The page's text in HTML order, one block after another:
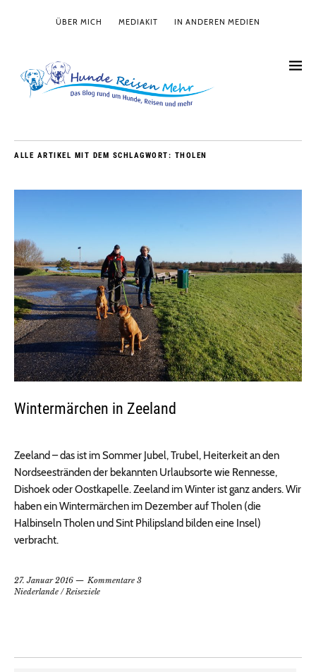
ÜBER MICH MEDIAKIT IN ANDEREN MEDIEN
ALLE ARTIKEL MIT DEM SCHLAGWORT: THOLEN
Wintermärchen in Zeeland
Zeeland – das ist im Sommer Jubel, Trubel, Heiterkeit an den
Nordseestränden der bekannten Urlaubsorte wie Rennesse,
Dishoek oder Oostkapelle. Zeeland im Winter ist ganz anders. Wir
haben ein Wintermärchen im Dezember auf Tholen (die
Halbinseln Tholen und Sint Philipsland bilden eine Insel)
verbracht.
27. Januar 2016
Kommentare 3
Niederlande /Reiseziele